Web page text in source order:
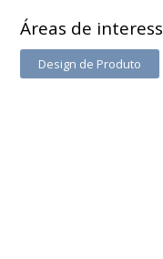
Áreas de
Design de Produto